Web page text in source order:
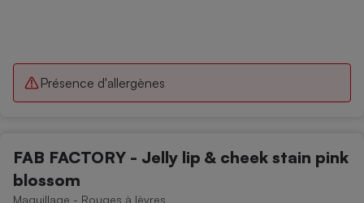
Présence d'allergènes
FAB FACTORY - Jelly lip & cheek stain pink
blossom
Maquillage - Rouges à lèvres